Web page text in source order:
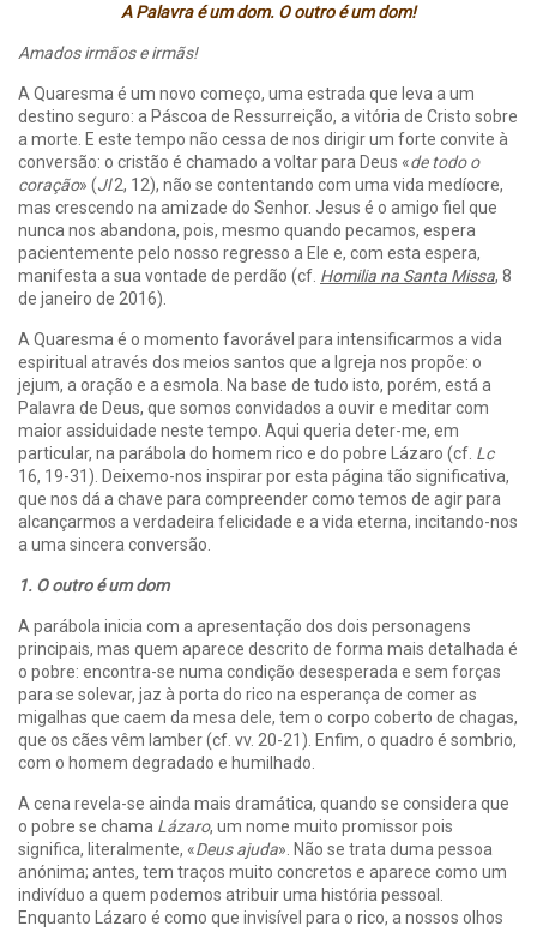
A Palavra é um dom. O outro é um dom!
Amados irmãos e irmãs!
A Quaresma é um novo começo, uma estrada que leva a um
destino seguro: a Páscoa de Ressurreição, a vitória de Cristo sobre
a morte. E este tempo não cessa de nos dirigir um forte convite à
conversão: o cristão é chamado a voltar para Deus «de todo o
coração» (Jl2, 12), não se contentando com uma vida medíocre,
mas crescendo na amizade do Senhor. Jesus é o amigo fiel que
nunca nos abandona, pois, mesmo quando pecamos, espera
pacientemente pelo nosso regresso a Ele e, com esta espera,
manifesta a sua vontade de perdão (cf. Homilia na Santa Missa, 8
de janeiro de 2016).
A Quaresma é o momento favorável para intensificarmos a vida
espiritual através dos meios santos que a Igreja nos propõe: o
jejum, a oração e a esmola. Na base de tudo isto, porém, está a
Palavra de Deus, que somos convidados a ouvir e meditar com
maior assiduidade neste tempo. Aqui queria deter-me, em
particular, na parábola do homem rico e do pobre Lázaro (cf. Lc
16, 19-31). Deixemo-nos inspirar por esta página tão significativa,
que nos dá a chave para compreender como temos de agir para
alcançarmos a verdadeira felicidade e a vida eterna, incitando-nos
a uma sincera conversão.
1. O outro é um dom
A parábola inicia com a apresentação dos dois personagens
principais, mas quem aparece descrito de forma mais detalhada é
o pobre: encontra-se numa condição desesperada e sem forças
para se solevar, jaz à porta do rico na esperança de comer as
migalhas que caem da mesa dele, tem o corpo coberto de chagas,
que os cães vêm lamber (cf. vv. 20-21). Enfim, o quadro é sombrio,
com o homem degradado e humilhado.
A cena revela-se ainda mais dramática, quando se considera que
o pobre se chama Lázaro, um nome muito promissor pois
significa, literalmente, «Deus ajuda». Não se trata duma pessoa
anónima; antes, tem traços muito concretos e aparece como um
indivíduo a quem podemos atribuir uma história pessoal.
Enquanto Lázaro é como que invisível para o rico, a nossos olhos